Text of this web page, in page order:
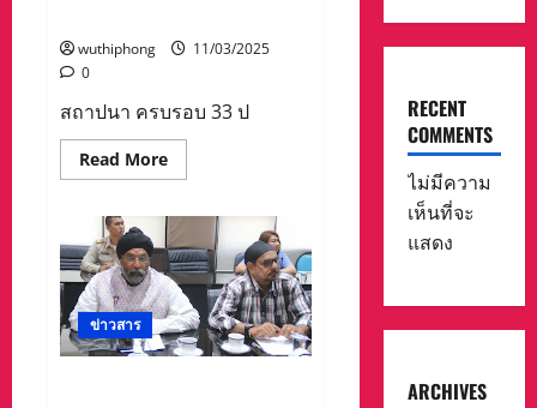
เสีย
หาย
ใจ
ได้
รถ
คืน
wuthiphong
11/03/2025
0
สถาปนา ครบรอบ 33 ป
Read MoreRead
more
ครบ
รอบ
33
ปี
ทัพ
เรือ
ภาค
ที่
1
ข่าวสาร
RECENT
COMMENTS
ไม่มีความ
เห็นที่จะ
แสดง
ARCHIVES